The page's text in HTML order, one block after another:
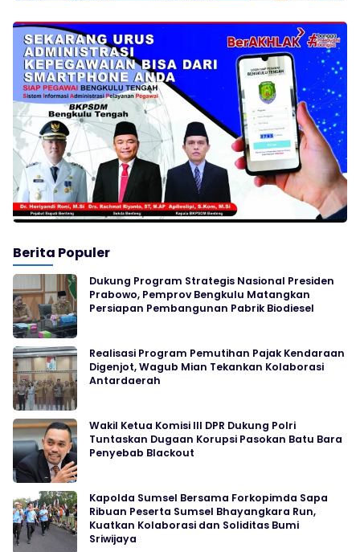
Berita Populer
Dukung Program Strategis Nasional Presiden
Prabowo, Pemprov Bengkulu Matangkan
Persiapan Pembangunan Pabrik Biodiesel
Realisasi Program Pemutihan Pajak Kendaraan
Digenjot, Wagub Mian Tekankan Kolaborasi
Antardaerah
Wakil Ketua Komisi III DPR Dukung Polri
Tuntaskan Dugaan Korupsi Pasokan Batu Bara
Penyebab Blackout
Kapolda Sumsel Bersama Forkopimda Sapa
Ribuan Peserta Sumsel Bhayangkara Run,
Kuatkan Kolaborasi dan Soliditas Bumi
Sriwijaya